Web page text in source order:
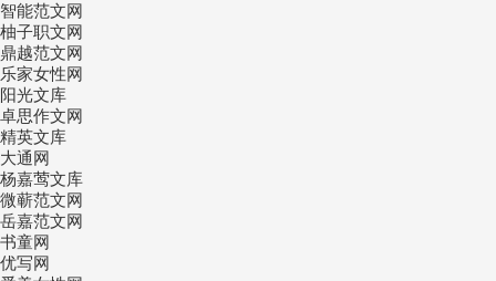
智能范文网
柚子职文网
鼎越范文网
乐家女性网
阳光文库
卓思作文网
精英文库
大通网
杨嘉莺文库
微蕲范文网
岳嘉范文网
书童网
优写网